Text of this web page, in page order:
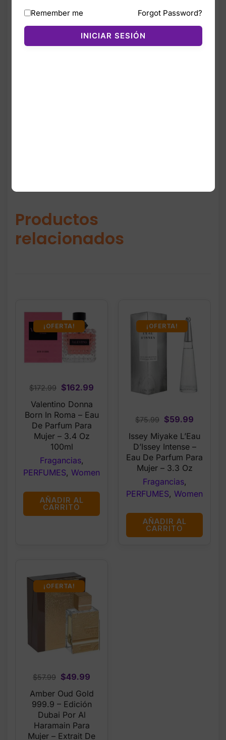
tracción confiable en diferentes superficies,
y su diseño moderno en negro combina con
Productos
relacionados
¡OFERTA!
$172.99 Original
price
was:
$172.99.
$162.99
is:
Valentino Donna
Born In Roma – Eau
De Parfum Para
Mujer – 3.4 Oz
100ml
Fragancias,
PERFUMES, Women
AÑADIR AL
CARRITO
¡OFERTA!
$75.99 Original
price
was:
$75.99.
$59.99
$59.99.
Issey Miyake L’Eau
D’Issey Intense –
Eau De Parfum Para
Mujer – 3.3 Oz
Fragancias,
PERFUMES, Women
AÑADIR AL
CARRITO
¡OFERTA!
$57.99 Original
price
was:
$57.99.
$49.99
price
is:
Amber Oud Gold
999.9 – Edición
Dubai Por Al
Haramain Para
Mujer – Extrait De
Remember me Forgot Password?
INICIAR SESIÓN